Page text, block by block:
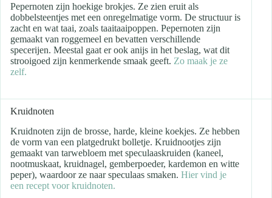
Pepernoten zijn hoekige brokjes. Ze zien eruit als
dobbelsteentjes met een onregelmatige vorm. De structuur is
zacht en wat taai, zoals taaitaaipoppen. Pepernoten zijn
gemaakt van roggemeel en bevatten verschillende
specerijen. Meestal gaat er ook anijs in het beslag, wat dit
strooigoed zijn kenmerkende smaak geeft. Zo maak je ze
zelf.
Kruidnoten
Kruidnoten zijn de brosse, harde, kleine koekjes. Ze hebben
de vorm van een platgedrukt bolletje. Kruidnootjes zijn
gemaakt van tarwebloem met speculaaskruiden (kaneel,
nootmuskaat, kruidnagel, gemberpoeder, kardemon en witte
peper), waardoor ze naar speculaas smaken. Hier vind je
een recept voor kruidnoten.